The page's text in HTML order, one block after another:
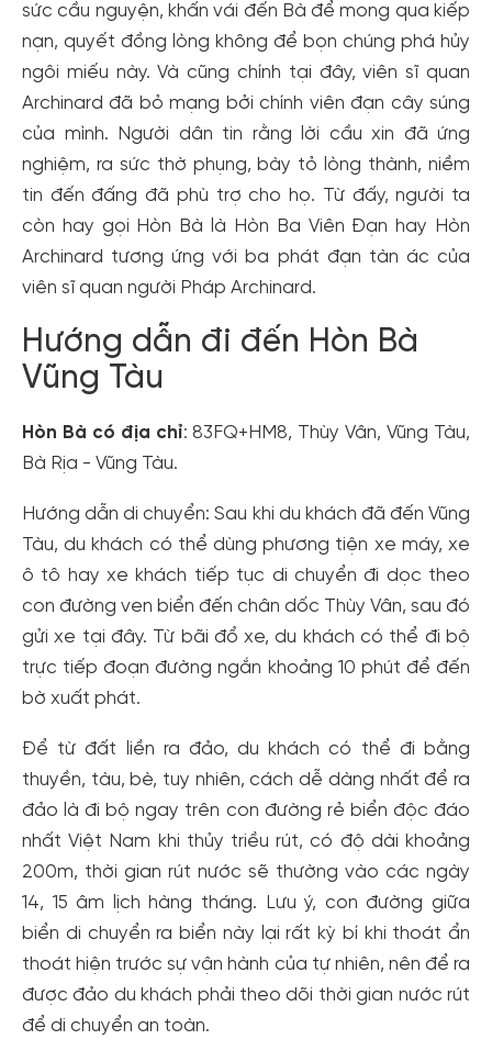
sức cầu nguyện, khấn vái đến Bà để mong qua kiếp
nạn, quyết đồng lòng không để bọn chúng phá hủy
ngôi miếu này. Và cũng chính tại đây, viên sĩ quan
Archinard đã bỏ mạng bởi chính viên đạn cây súng
của mình. Người dân tin rằng lời cầu xin đã ứng
nghiệm, ra sức thờ phụng, bày tỏ lòng thành, niềm
tin đến đấng đã phù trợ cho họ. Từ đấy, người ta
còn hay gọi Hòn Bà là Hòn Ba Viên Đạn hay Hòn
Archinard tương ứng với ba phát đạn tàn ác của
viên sĩ quan người Pháp Archinard.
Hướng dẫn đi đến Hòn Bà
Vũng Tàu
Hòn Bà có địa chỉ: 83FQ+HM8, Thùy Vân, Vũng Tàu,
Bà Rịa - Vũng Tàu.
Hướng dẫn di chuyển: Sau khi du khách đã đến Vũng
Tàu, du khách có thể dùng phương tiện xe máy, xe
ô tô hay xe khách tiếp tục di chuyển đi dọc theo
con đường ven biển đến chân dốc Thùy Vân, sau đó
gửi xe tại đây. Từ bãi đổ xe, du khách có thể đi bộ
trực tiếp đoạn đường ngắn khoảng 10 phút để đến
bờ xuất phát.
Để từ đất liền ra đảo, du khách có thể đi bằng
thuyền, tàu, bè, tuy nhiên, cách dễ dàng nhất để ra
đảo là đi bộ ngay trên con đường rẻ biển độc đáo
nhất Việt Nam khi thủy triều rút, có độ dài khoảng
200m, thời gian rút nước sẽ thường vào các ngày
14, 15 âm lịch hàng tháng. Lưu ý, con đường giữa
biển di chuyển ra biển này lại rất kỳ bí khi thoát ẩn
thoát hiện trước sự vận hành của tự nhiên, nên để ra
được đảo du khách phải theo dõi thời gian nước rút
để di chuyển an toàn.